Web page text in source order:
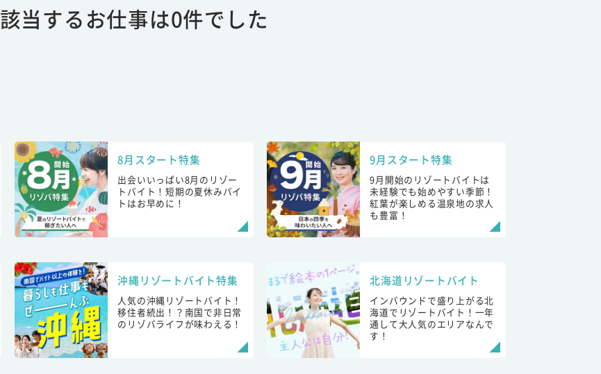
該当するお仕事は0件でした
8月スタート特集
出会いいっぱい8月のリゾー
トバイト！短期の夏休みバイ
トはお早めに！
9月スタート特集
9月開始のリゾートバイトは
未経験でも始めやすい季節！
紅葉が楽しめる温泉地の求人
も豊富！
沖縄リゾートバイト特集
人気の沖縄リゾートバイト！
移住者続出！？南国で非日常
のリゾバライフが味わえる！
北海道リゾートバイト
インバウンドで盛り上がる北
海道でリゾートバイト！一年
通して大人気のエリアなんで
す！